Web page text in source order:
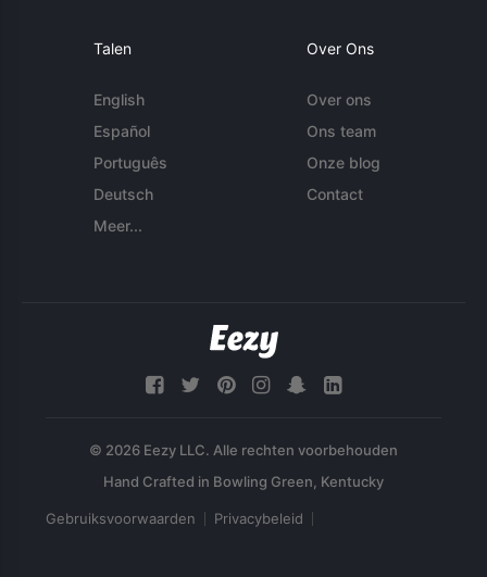
Talen
English
Español
Português
Deutsch
Meer...
Over Ons
Over ons
Ons team
Onze blog
Contact
© 2026 Eezy LLC. Alle rechten voorbehouden
Gebruiksvoorwaarden Privacybeleid